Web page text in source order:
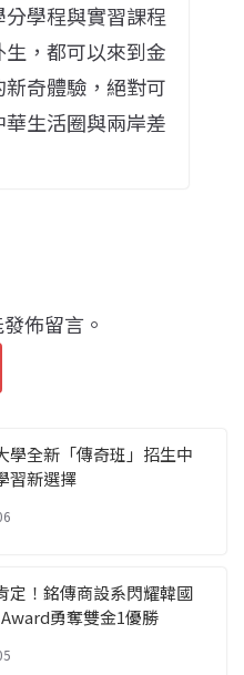
學程與實習課程
，都可以來到金
奇體驗，絕對可
生活圈與兩岸差
佈留言。
學全新「傳奇班」招生中
習新選擇
定！銘傳商設系閃耀韓國
勇奪雙金1優勝